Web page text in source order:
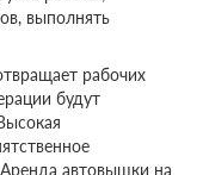
выполнять
рабочих
будут
автовышки на